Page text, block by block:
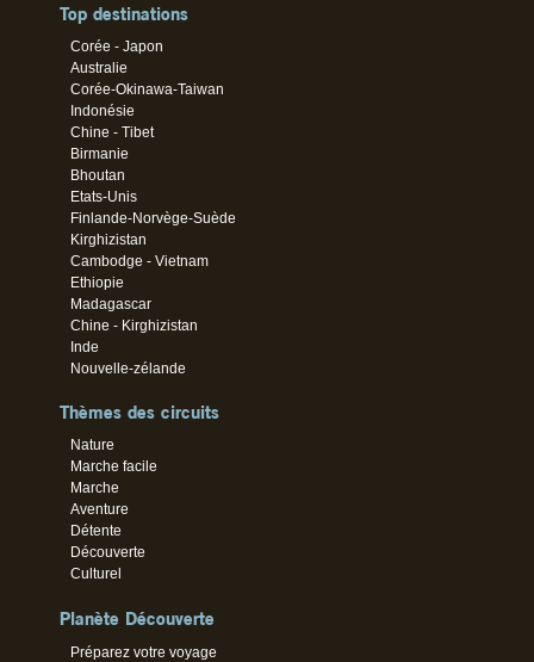
Top destinations
Corée - Japon
Australie
Corée-Okinawa-Taiwan
Indonésie
Chine - Tibet
Birmanie
Bhoutan
Etats-Unis
Finlande-Norvège-Suède
Kirghizistan
Cambodge - Vietnam
Ethiopie
Madagascar
Chine - Kirghizistan
Inde
Nouvelle-zélande
Thèmes des circuits
Nature
Marche facile
Marche
Aventure
Détente
Découverte
Culturel
Planète Découverte
Préparez votre voyage